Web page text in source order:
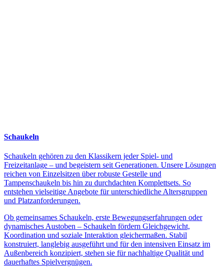
Schaukeln
Schaukeln gehören zu den Klassikern jeder Spiel- und
Freizeitanlage – und begeistern seit Generationen. Unsere Lösungen
reichen von Einzelsitzen über robuste Gestelle und
Tampenschaukeln bis hin zu durchdachten Komplettsets. So
entstehen vielseitige Angebote für unterschiedliche Altersgruppen
und Platzanforderungen.
Ob gemeinsames Schaukeln, erste Bewegungserfahrungen oder
dynamisches Austoben – Schaukeln fördern Gleichgewicht,
Koordination und soziale Interaktion gleichermaßen. Stabil
konstruiert, langlebig ausgeführt und für den intensiven Einsatz im
Außenbereich konzipiert, stehen sie für nachhaltige Qualität und
dauerhaftes Spielvergnügen.